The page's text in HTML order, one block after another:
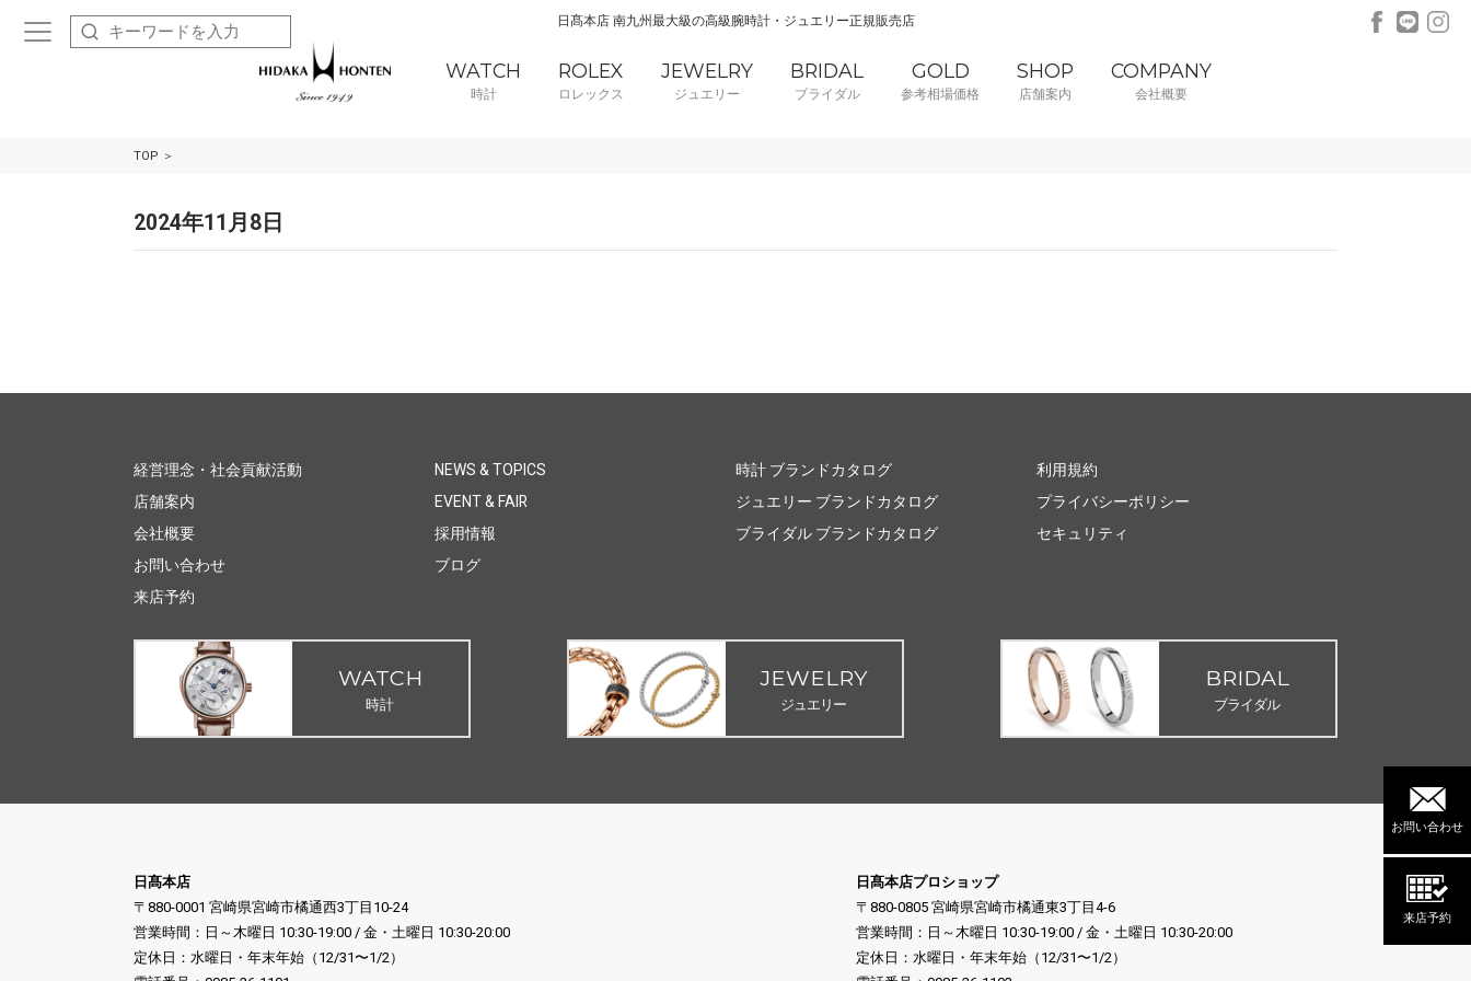
日髙本店 南九州最大級の高級腕時計・ジュエリー正規販売店
WATCH
時計
ROLEX
ロレックス
JEWELRY
ジュエリー
BRIDAL
ブライダル
GOLD
参考相場価格
SHOP
店舗案内
COMPANY
会社概要
お問い合わせ
来店予約
TOP
2024年11月8日
経営理念・社会貢献活動
店舗案内
会社概要
お問い合わせ
来店予約
NEWS & TOPICS
EVENT & FAIR
採用情報
ブログ
時計 ブランドカタログ
ジュエリー ブランドカタログ
ブライダル ブランドカタログ
利用規約
プライバシーポリシー
セキュリティ
WATCH
時計
JEWELRY
ジュエリー
BRIDAL
ブライダル
日髙本店
〒880-0001 宮崎県宮崎市橘通西3丁目10-24
営業時間：日～木曜日 10:30-19:00 / 金・土曜日 10:30-20:00
定休日：水曜日・年末年始（12/31〜1/2）
日髙本店プロショップ
〒880-0805 宮崎県宮崎市橘通東3丁目4-6
営業時間：日～木曜日 10:30-19:00 / 金・土曜日 10:30-20:00
定休日：水曜日・年末年始（12/31〜1/2）